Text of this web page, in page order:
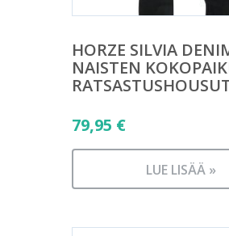
HORZE SILVIA
NAISTEN
79,95 €
LUE LISÄÄ »